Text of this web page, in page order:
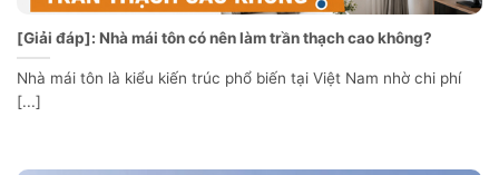
[Giải đáp]: Nhà mái tôn có nên làm trần thạch cao không?
Nhà mái tôn là kiểu kiến trúc phổ biến tại Việt Nam nhờ chi phí
[...]